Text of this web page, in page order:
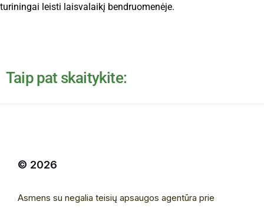
turiningai leisti laisvalaikį bendruomenėje.
Taip pat skaitykite:
© 2026
Asmens su negalia teisių apsaugos agentūra prie